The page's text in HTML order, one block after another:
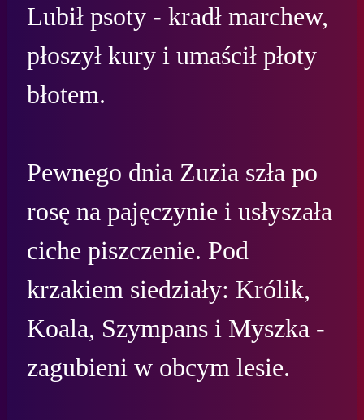
Lubił psoty - kradł marchew,
płoszył kury i umaścił płoty
błotem.
Pewnego dnia Zuzia szła po
rosę na pajęczynie i usłyszała
ciche piszczenie. Pod
krzakiem siedziały: Królik,
Koala, Szympans i Myszka -
zagubieni w obcym lesie.